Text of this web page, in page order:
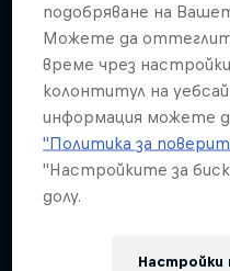
подобряване на
Можете да
време чрез
колонтитул на
информация можете
"Политика за
"Настройките за
долу.
Настройки